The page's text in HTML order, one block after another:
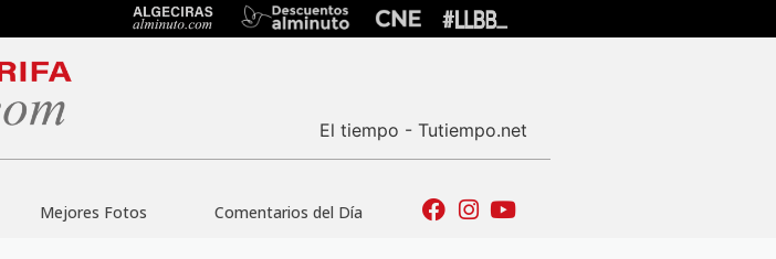
El tiempo - Tutiempo.net
Mejores Fotos Comentarios del Día